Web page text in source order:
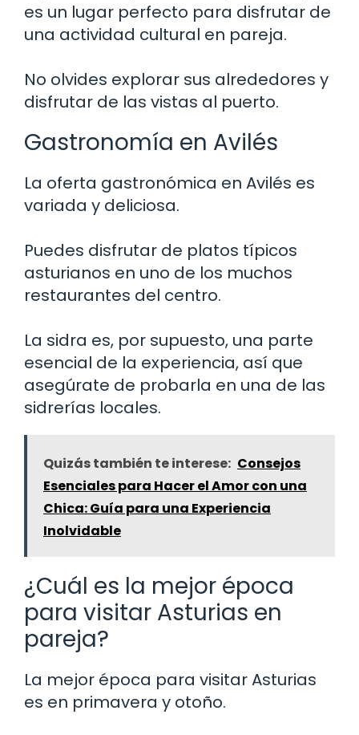
es un lugar perfecto para disfrutar de
una actividad cultural en pareja.
No olvides explorar sus alrededores y
disfrutar de las vistas al puerto.
Gastronomía en Avilés
La oferta gastronómica en Avilés es
variada y deliciosa.
Puedes disfrutar de platos típicos
asturianos en uno de los muchos
restaurantes del centro.
La sidra es, por supuesto, una parte
esencial de la experiencia, así que
asegúrate de probarla en una de las
sidrerías locales.
Quizás también te interese: Consejos
Esenciales para Hacer el Amor con una
Chica: Guía para una Experiencia
Inolvidable
¿Cuál es la mejor época
para visitar Asturias en
pareja?
La mejor época para visitar Asturias
es en primavera y otoño.